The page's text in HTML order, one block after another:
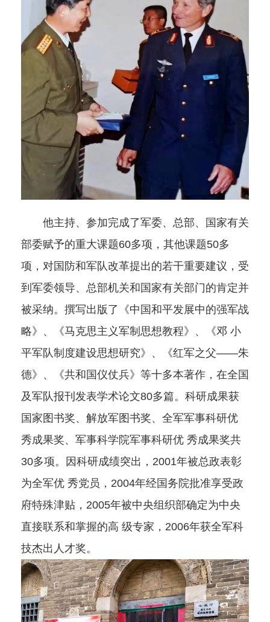
他主持、参加完成了军委、总部、国家有关
部委赋予的重大课题60多项，其他课题50多
项，对国防和军队改革提出的若干重要建议，受
到军委领导、总部机关和国家有关部门的肯定并
被采纳。撰写出版了《中国和平发展中的强军战
略》、《马克思主义军制思想教程》、《邓 小
平军队制度建设思想研究》、《红军之父――朱
德》、《共和国仪仗兵》等十多本著作，在全国
及军队报刊发表学术论文80多篇。科研成果获
国家图书奖、解放军图书奖、全军军事科研优
秀成果奖、军事科学院军事科研优 秀成果奖共
30多项。因科研成绩突出，2001年被总政表彰
为全军优 秀党员，2004年经国务院批准享受政
府特殊津贴，2005年被中央组织部确定为中央
直接联系和掌握的高 级专家，2006年获全军科
技杰出人才奖。